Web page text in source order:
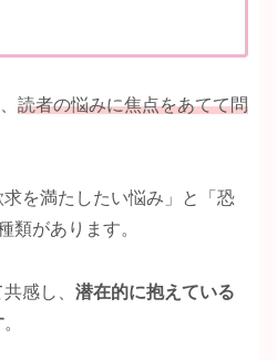
読者の悩みに焦点をあてて問
を満たしたい悩み」と「恐
類があります。
感し、 潜在的に抱えている
。